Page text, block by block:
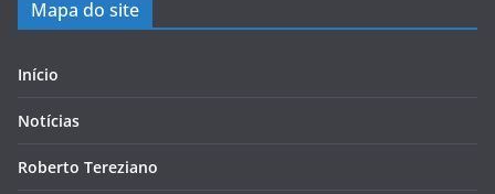
Mapa do site
Início
Notícias
Roberto Tereziano